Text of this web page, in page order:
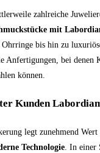
zahlreiche
mit
bis hin zu
Anfertigungen, bei denen
können.
Kunden
legt zunehmend Wert
Technologie . In